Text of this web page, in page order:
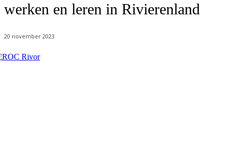
werken en leren in Rivierenland
20 november 2023